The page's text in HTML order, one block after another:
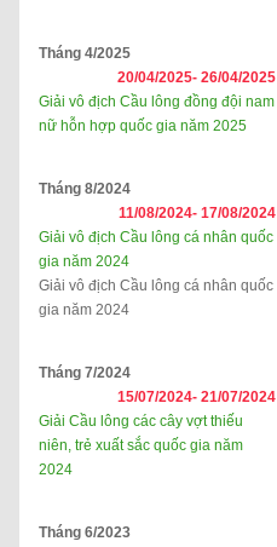
Tháng 4/2025
20/04/2025- 26/04/2025
Giải vô địch Cầu lông đồng đội nam
nữ hỗn hợp quốc gia năm 2025
Tháng 8/2024
11/08/2024- 17/08/2024
Giải vô địch Cầu lông cá nhân quốc
gia năm 2024
Giải vô địch Cầu lông cá nhân quốc
gia năm 2024
Tháng 7/2024
15/07/2024- 21/07/2024
Giải Cầu lông các cây vợt thiếu
niên, trẻ xuất sắc quốc gia năm
2024
Tháng 6/2023